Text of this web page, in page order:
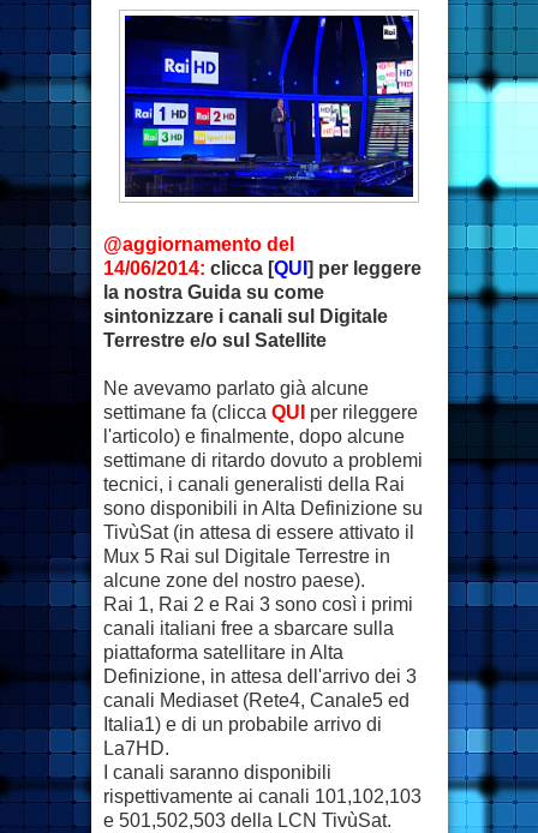
@aggiornamento del
14/06/2014: clicca [QUI ] per leggere
la nostra Guida su come
sintonizzare i canali sul Digitale
Terrestre e/o sul Satellite
Ne avevamo parlato già alcune
settimane fa (clicca QUI per rileggere
l'articolo) e finalmente, dopo alcune
settimane di ritardo dovuto a problemi
tecnici, i canali generalisti della Rai
sono disponibili in Alta Definizione su
TivùSat (in attesa di essere attivato il
Mux 5 Rai sul Digitale Terrestre in
alcune zone del nostro paese).
Rai 1, Rai 2 e Rai 3 sono così i primi
canali italiani free a sbarcare sulla
piattaforma satellitare in Alta
Definizione, in attesa dell'arrivo dei 3
canali Mediaset (Rete4, Canale5 ed
Italia1) e di un probabile arrivo di
La7HD.
I canali saranno disponibili
rispettivamente ai canali 101,102,103
e 501,502,503 della LCN TivùSat.